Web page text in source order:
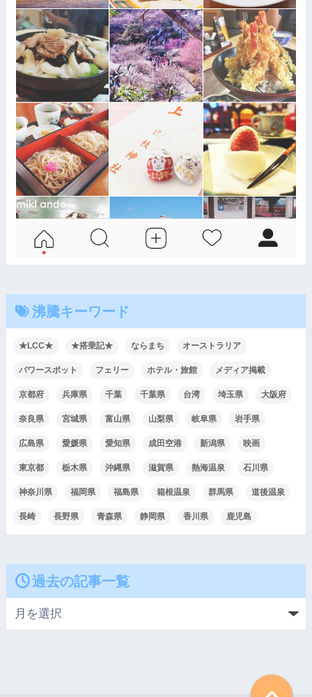
沸騰キーワード
★LCC★ ★搭乗記★ ならまち オーストラリア
パワースポット フェリー ホテル・旅館 メディア掲載
京都府 兵庫県 千葉 千葉県 台湾 埼玉県 大阪府
奈良県 宮城県 富山県 山梨県 岐阜県 岩手県
広島県 愛媛県 愛知県 成田空港 新潟県 映画
東京都 栃木県 沖縄県 滋賀県 熱海温泉 石川県
神奈川県 福岡県 福島県 箱根温泉 群馬県 道後温泉
長崎 長野県 青森県 静岡県 香川県 鹿児島
過去の記事一覧